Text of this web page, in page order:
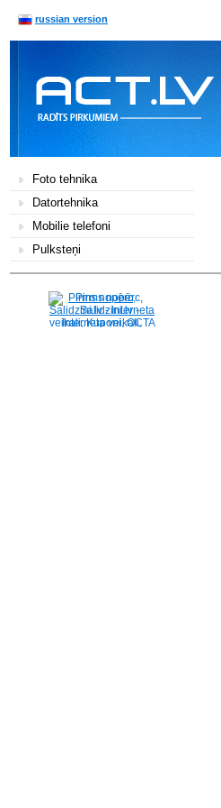
russian version
Foto tehnika
Datortehnika
Mobilie telefoni
Pulksteņi
Pirms nopērc,
Salidzini.lv - Interneta
veikali, Kuponi, OCTA